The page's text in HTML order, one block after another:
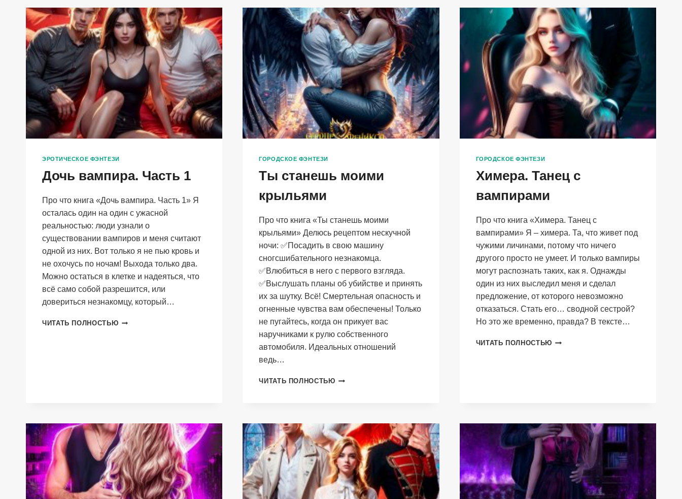
АКАДЕМИИ
ОБОРОТНЕЙ
ЭРОТИЧЕСКОЕ ФЭНТЕЗИ
Дочь вампира. Часть 1
Про что книга «Дочь вампира. Часть 1» Я
осталась один на один с ужасной
реальностью: люди узнали о
существовании вампиров и меня считают
одной из них. Вот только я не пью кровь и
не охочусь по ночам! Выхода только два.
Можно остаться в клетке и надеяться, что
всё само собой разрешится, или
довериться незнакомцу, который…
ЧИТАТЬ ПОЛНОСТЬЮ ДОЧЬ
ГОРОДСКОЕ ФЭНТЕЗИ
Ты станешь моими
крыльями
Про что книга «Ты станешь моими
крыльями» Делюсь рецептом нескучной
ночи: ✅Посадить в свою машину
сногсшибательного незнакомца.
✅Влюбиться в него с первого взгляда.
✅Выслушать планы об убийстве и принять
их за шутку. Всё! Смертельная опасность и
огненные чувства вам обеспечены! Только
не пугайтесь, когда он прикует вас
наручниками к рулю собственного
автомобиля. Идеальных отношений
ведь…
ЧИТАТЬ ПОЛНОСТЬЮ ТЫ
ГОРОДСКОЕ ФЭНТЕЗИ
Химера. Танец с
вампирами
Про что книга «Химера. Танец с
вампирами» Я – химера. Та, что живет под
чужими личинами, потому что ничего
другого просто не умеет. И только вампиры
могут распознать таких, как я. Однажды
один из них выследил меня и сделал
предложение, от которого невозможно
отказаться. Стать его… сводной сестрой?
Но это же временно, правда? В тексте…
ЧИТАТЬ ПОЛНОСТЬЮ ХИМЕРА.